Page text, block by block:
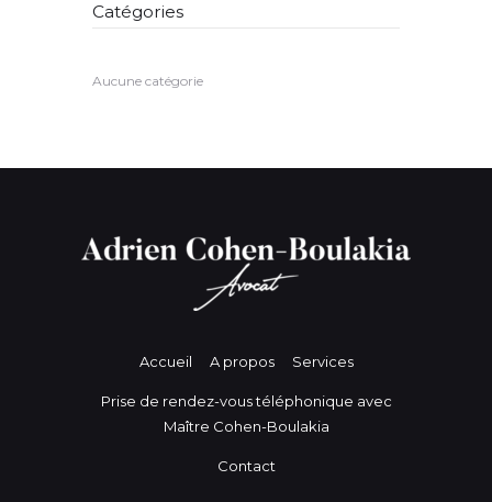
Catégories
Aucune catégorie
Accueil A propos Services
Prise de rendez-vous téléphonique avec
Maître Cohen-Boulakia
Contact